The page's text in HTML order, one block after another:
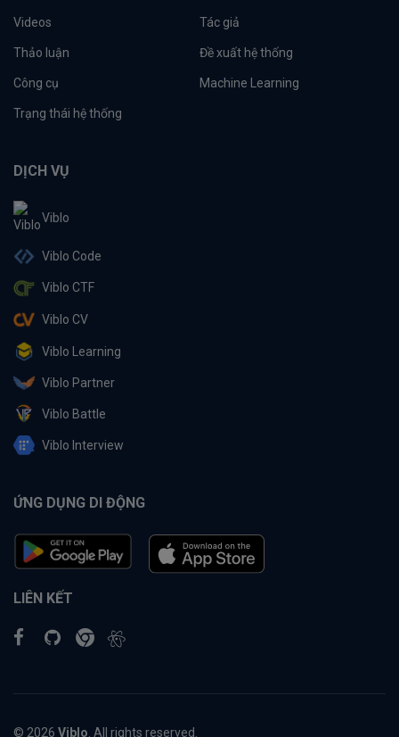
Videos Tác giả
Thảo luận Đề xuất hệ thống
Công cụ Machine Learning
Trạng thái hệ thống
DỊCH VỤ
Viblo
Viblo Code
Viblo CTF
Viblo CV
Viblo Learning
Viblo Partner
Viblo Battle
Viblo Interview
ỨNG DỤNG DI ĐỘNG
LIÊN KẾT
© 2026 Viblo . All rights reserved.